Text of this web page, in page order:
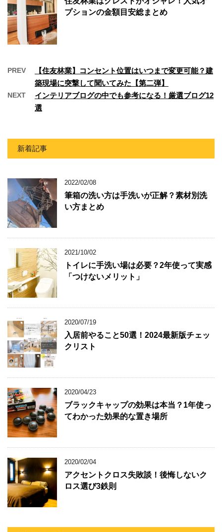
プションの金額目安総まとめ
PREV
【住友林業】コンセント位置はいつまで変更可能？建
築現場に突撃して聞いてみた【第二弾】
NEXT
インテリアブログの中でも参考になる！厳選ブログ12
選
新着記事
2022/02/08
筆箱の洗い方は手洗いが正解？素材別洗
い方まとめ
2021/10/02
トイレに手洗い場は必要？2年使って実感
「つけないメリット」
2020/07/19
入居前やること50選！2024最新版チェッ
クリスト
2020/04/23
ブラックキャップの効果は本当？1年使っ
てわかった効果的な置き場所
2020/02/04
アクセントクロス失敗談！後悔しないク
ロス選び3鉄則